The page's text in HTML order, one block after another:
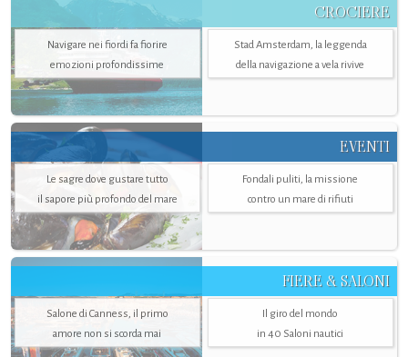
CROCIERE
Navigare nei fiordi fa fiorire
emozioni profondissime
Stad Amsterdam, la leggenda
della navigazione a vela rivive
EVENTI
Le sagre dove gustare tutto
il sapore più profondo del mare
Fondali puliti, la missione
contro un mare di rifiuti
FIERE & SALONI
Salone di Canness, il primo
amore non si scorda mai
Il giro del mondo
in 40 Saloni nautici